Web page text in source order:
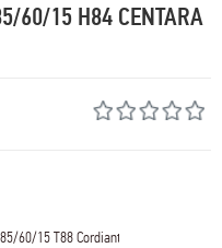
15 H84 CENTARA
60/15 T88 Cordiant